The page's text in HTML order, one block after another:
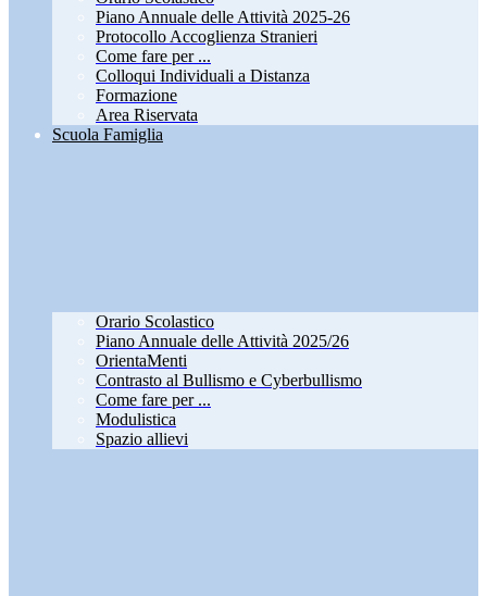
Piano Annuale delle Attività 2025-26
Protocollo Accoglienza Stranieri
Come fare per ...
Colloqui Individuali a Distanza
Formazione
Area Riservata
Scuola Famiglia
Orario Scolastico
Piano Annuale delle Attività 2025/26
OrientaMenti
Contrasto al Bullismo e Cyberbullismo
Come fare per ...
Modulistica
Spazio allievi